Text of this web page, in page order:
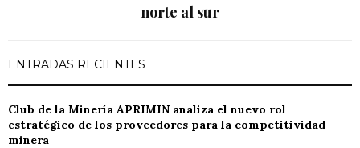
norte al sur
ENTRADAS RECIENTES
Club de la Minería APRIMIN analiza el nuevo rol
estratégico de los proveedores para la competitividad
minera